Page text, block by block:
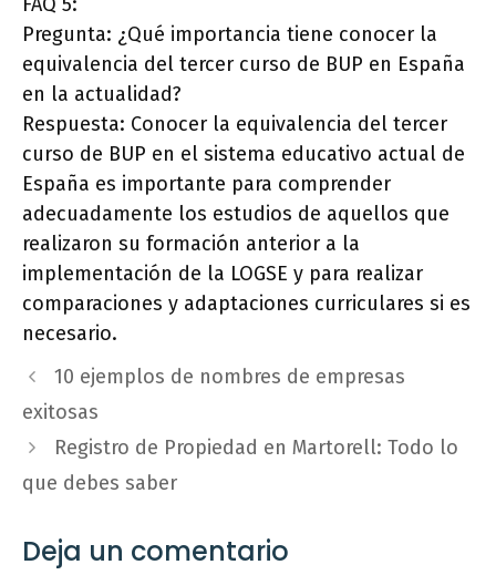
Pregunta: ¿Qué importancia tiene conocer la
equivalencia del tercer curso de BUP en España
en la actualidad?
Respuesta: Conocer la equivalencia del tercer
curso de BUP en el sistema educativo actual de
España es importante para comprender
adecuadamente los estudios de aquellos que
realizaron su formación anterior a la
implementación de la LOGSE y para realizar
comparaciones y adaptaciones curriculares si es
necesario.
10 ejemplos de nombres de empresas
exitosas
Registro de Propiedad en Martorell: Todo lo
que debes saber
Deja un comentario